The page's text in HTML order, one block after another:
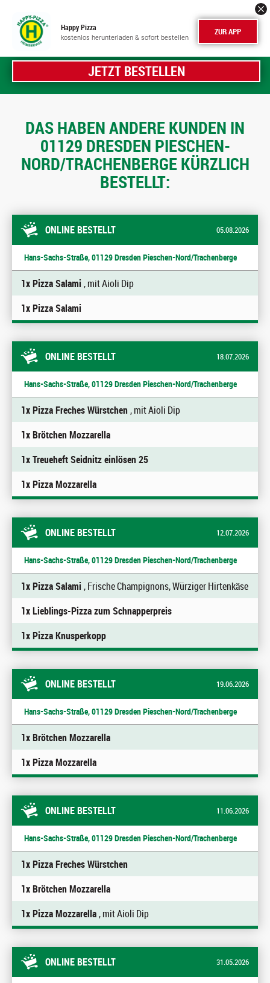
Happy Pizza
kostenlos herunterladen & sofort bestellen ZUR APP
JETZT BESTELLEN
DAS HABEN ANDERE KUNDEN IN
01129 DRESDEN PIESCHEN-
NORD/TRACHENBERGE KÜRZLICH
BESTELLT:
ONLINE BESTELLT 05.08.2026
Hans-Sachs-Straße, 01129 Dresden Pieschen-Nord/Trachenberge
1x Pizza Salami , mit Aioli Dip
1x Pizza Salami
ONLINE BESTELLT 18.07.2026
Hans-Sachs-Straße, 01129 Dresden Pieschen-Nord/Trachenberge
1x Pizza Freches Würstchen, mit Aioli Dip
1x Brötchen Mozzarella
1x Treueheft Seidnitz einlösen 25
1x Pizza Mozzarella
ONLINE BESTELLT 12.07.2026
Hans-Sachs-Straße, 01129 Dresden Pieschen-Nord/Trachenberge
1x Pizza Salami , Frische Champignons, Würziger Hirtenkäse
1x Lieblings-Pizza zum Schnapperpreis
1x Pizza Knusperkopp
ONLINE BESTELLT 19.06.2026
Hans-Sachs-Straße, 01129 Dresden Pieschen-Nord/Trachenberge
1x Brötchen Mozzarella
1x Pizza Mozzarella
ONLINE BESTELLT 11.06.2026
Hans-Sachs-Straße, 01129 Dresden Pieschen-Nord/Trachenberge
1x Pizza Freches Würstchen
1x Brötchen Mozzarella
1x Pizza Mozzarella, mit Aioli Dip
ONLINE BESTELLT 31.05.2026